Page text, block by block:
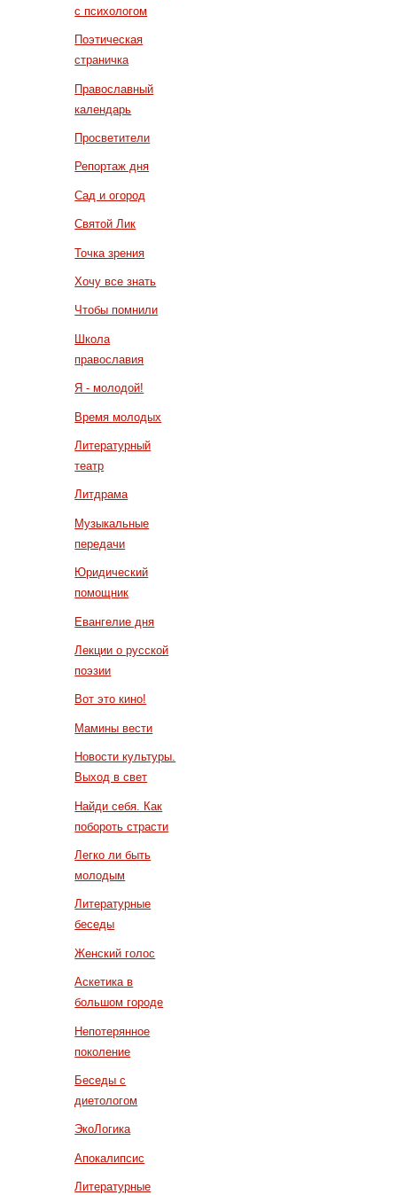
с психологом
Поэтическая
страничка
Православный
календарь
Просветители
Репортаж дня
Сад и огород
Святой Лик
Точка зрения
Хочу все знать
Чтобы помнили
Школа
православия
Я - молодой!
Время молодых
Литературный
театр
Литдрама
Музыкальные
передачи
Юридический
помощник
Евангелие дня
Лекции о русской
поэзии
Вот это кино!
Мамины вести
Новости культуры.
Выход в свет
Найди себя. Как
побороть страсти
Легко ли быть
молодым
Литературные
беседы
Женский голос
Аскетика в
большом городе
Непотерянное
поколение
Беседы с
диетологом
ЭкоЛогика
Апокалипсис
Литературные